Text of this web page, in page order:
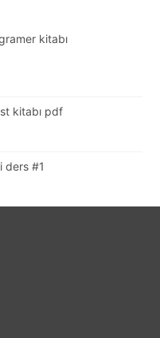
kitabı
kitabı pdf
ders #1